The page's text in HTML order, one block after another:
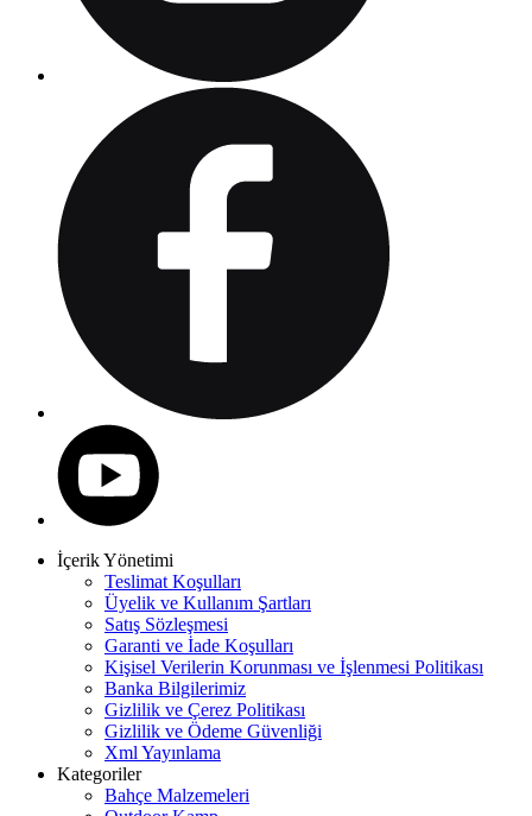
İçerik Yönetimi
Teslimat Koşulları
Üyelik ve Kullanım Şartları
Satış Sözleşmesi
Garanti ve İade Koşulları
Kişisel Verilerin Korunması ve İşlenmesi Politikası
Banka Bilgilerimiz
Gizlilik ve Çerez Politikası
Gizlilik ve Ödeme Güvenliği
Xml Yayınlama
Kategoriler
Bahçe Malzemeleri